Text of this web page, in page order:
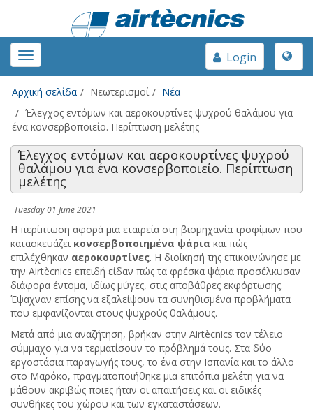
Toggle
navigation
Toggle
Login
Αρχική σελίδα Νεωτερισμοί
Νέα
Έλεγχος εντόμων και αεροκουρτίνες ψυχρού θαλάμου για
ένα κονσερβοποιείο. Περίπτωση μελέτης
Έλεγχος εντόμων και αεροκουρτίνες ψυχρού
θαλάμου για ένα κονσερβοποιείο. Περίπτωση
μελέτης
Tuesday 01 June 2021
Η περίπτωση αφορά μια εταιρεία στη βιομηχανία τροφίμων που
κατασκευάζει κονσερβοποιημένα ψάρια και πώς
επιλέχθηκαν αεροκουρτίνες. Η διοίκησή της επικοινώνησε με
την Airtècnics επειδή είδαν πώς τα φρέσκα ​​ψάρια προσέλκυσαν
διάφορα έντομα, ιδίως μύγες, στις αποβάθρες εκφόρτωσης.
Έψαχναν επίσης να εξαλείψουν τα συνηθισμένα προβλήματα
που εμφανίζονται στους ψυχρούς θαλάμους.
Μετά από μια αναζήτηση, βρήκαν στην Airtècnics τον τέλειο
σύμμαχο για να τερματίσουν το πρόβλημά τους. Στα δύο
εργοστάσια παραγωγής τους, το ένα στην Ισπανία και το άλλο
στο Μαρόκο, πραγματοποιήθηκε μια επιτόπια μελέτη για να
μάθουν ακριβώς ποιες ήταν οι απαιτήσεις και οι ειδικές
συνθήκες του χώρου και των εγκαταστάσεων.